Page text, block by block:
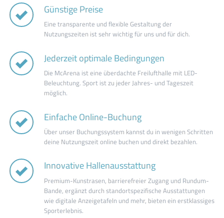
Günstige Preise
Eine transparente und flexible Gestaltung der
Nutzungszeiten ist sehr wichtig für uns und für dich.
Jederzeit optimale Bedingungen
Die McArena ist eine überdachte Freilufthalle mit LED-
Beleuchtung. Sport ist zu jeder Jahres- und Tageszeit
möglich.
Einfache Online-Buchung
Über unser Buchungssystem kannst du in wenigen Schritten
deine Nutzungszeit online buchen und direkt bezahlen.
Innovative Hallenausstattung
Premium-Kunstrasen, barrierefreier Zugang und Rundum-
Bande, ergänzt durch standortspezifische Ausstattungen
wie digitale Anzeigetafeln und mehr, bieten ein erstklassiges
Sporterlebnis.